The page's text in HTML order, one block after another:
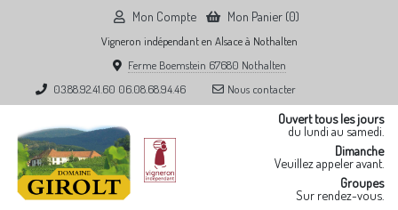
Vigneron indépendant en Alsace à Nothalten
Ferme Boemstein 67680 Nothalten
03.88.92.41.60 06.08.68.94.46 Nous contacter
Mon Compte Mon Panier (0)
Ouvert tous les jours
du lundi au samedi.
Dimanche
Veuillez appeler avant.
Groupes
Sur rendez-vous.